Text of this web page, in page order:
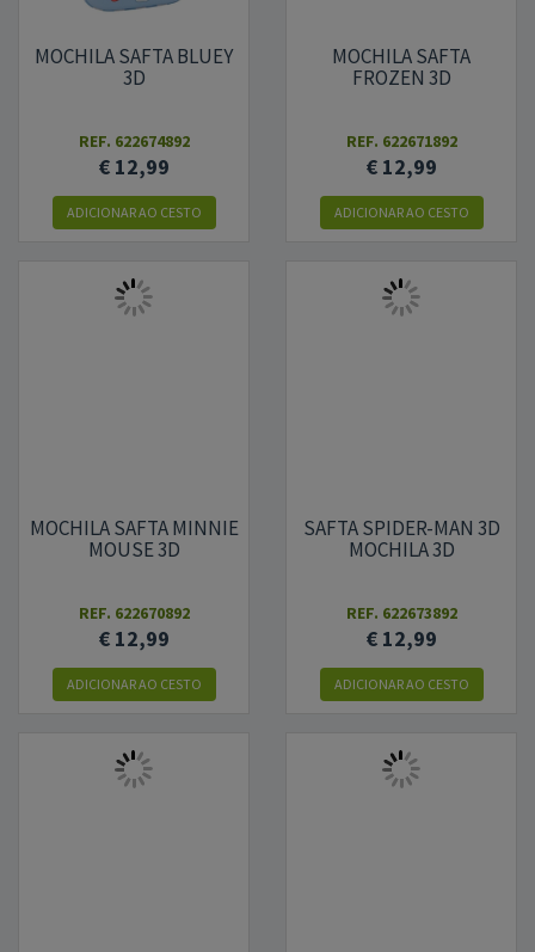
MOCHILA SAFTA BLUEY
3D
REF. 622674892
€ 12,99
ADICIONAR AO CESTO
MOCHILA SAFTA
FROZEN 3D
REF. 622671892
€ 12,99
ADICIONAR AO CESTO
MOCHILA SAFTA MINNIE
MOUSE 3D
REF. 622670892
€ 12,99
ADICIONAR AO CESTO
SAFTA SPIDER-MAN 3D
MOCHILA 3D
REF. 622673892
€ 12,99
ADICIONAR AO CESTO